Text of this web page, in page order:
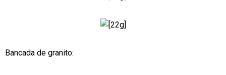
Bancada de granito: